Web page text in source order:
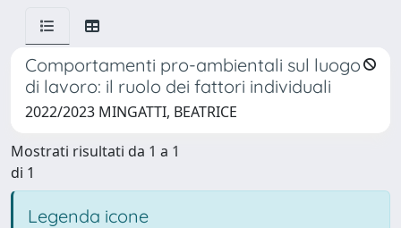
Comportamenti pro-ambientali sul luogo
di lavoro: il ruolo dei fattori individuali
2022/2023 MINGATTI, BEATRICE
Mostrati risultati da 1 a 1
di 1
Legenda icone